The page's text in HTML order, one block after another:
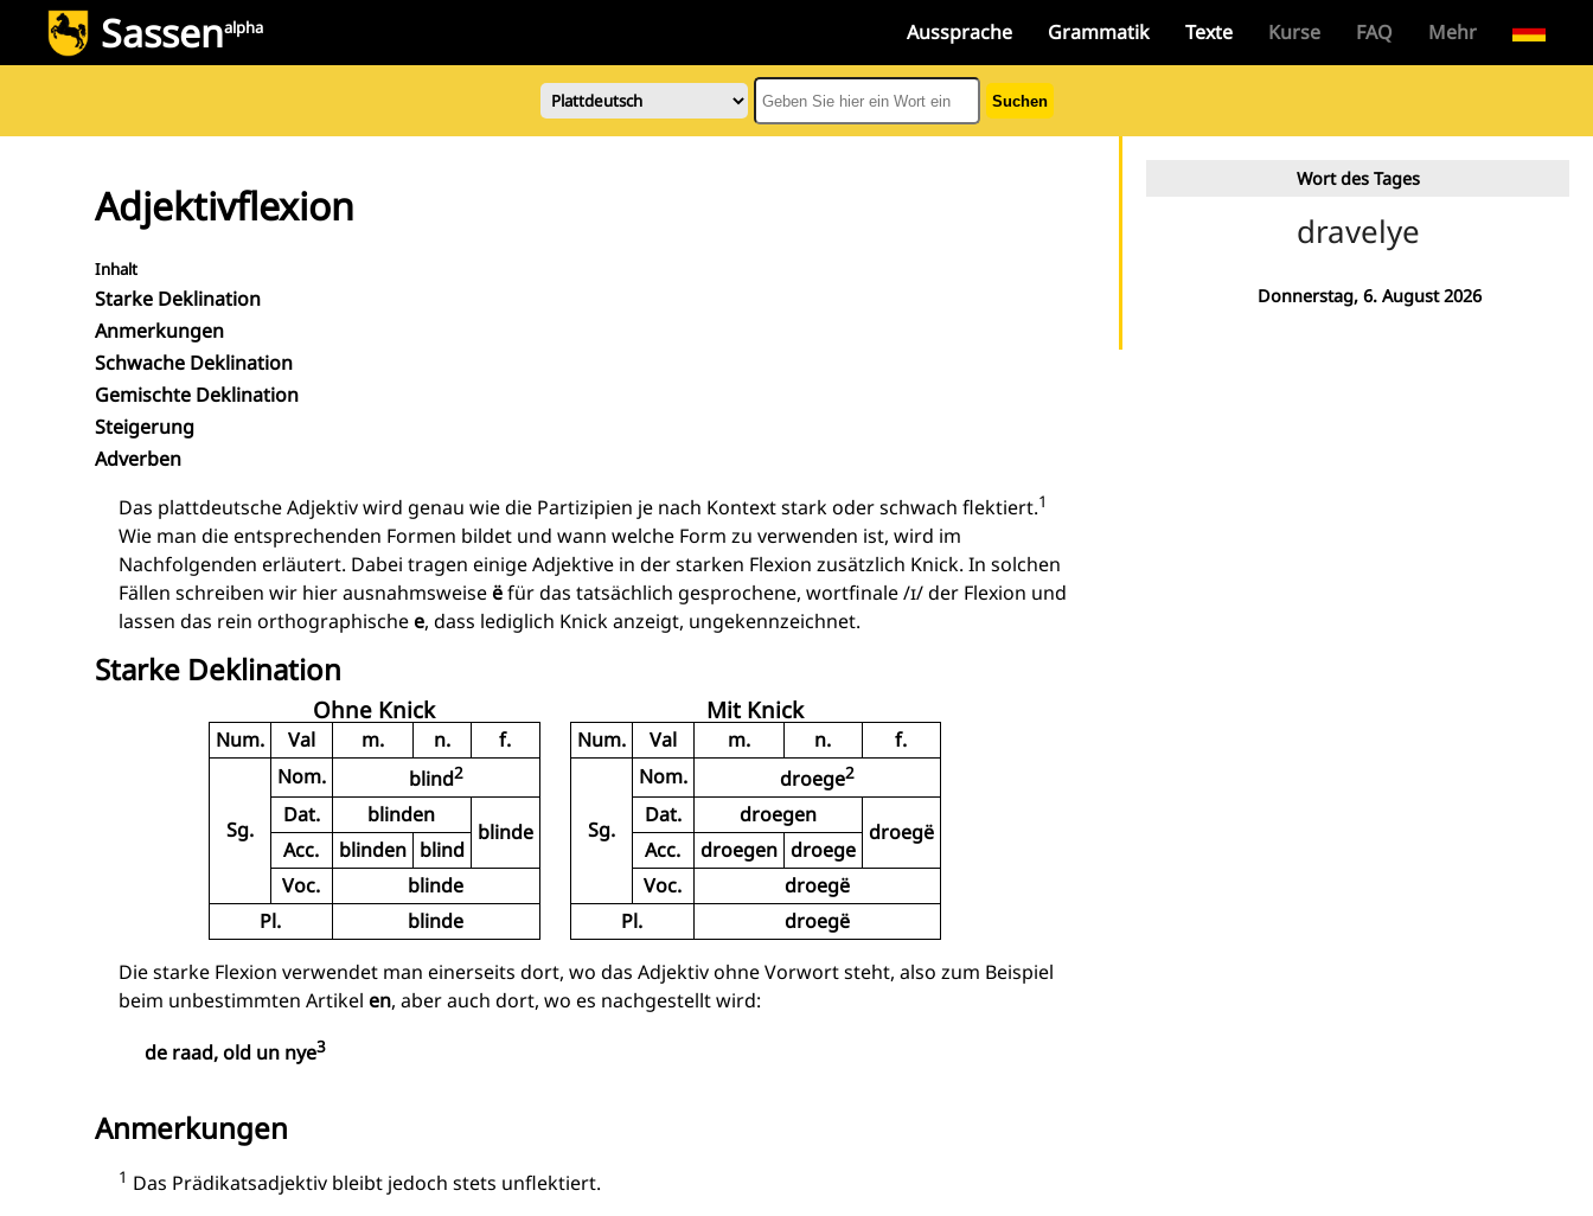
Sassenalpha Aussprache Grammatik Texte Kurse FAQ Mehr
Suchen
Adjektivflexion
Inhalt
Starke Deklination
Anmerkungen
Schwache Deklination
Gemischte Deklination
Steigerung
Adverben
Das plattdeutsche Adjektiv wird genau wie die Partizipien je nach Kontext stark oder schwach flektiert.1
Wie man die entsprechenden Formen bildet und wann welche Form zu verwenden ist, wird im
Nachfolgenden erläutert. Dabei tragen einige Adjektive in der starken Flexion zusätzlich Knick. In solchen
Fällen schreiben wir hier ausnahmsweiseëfür das tatsächlich gesprochene, wortfinale /ɪ/ der Flexion und
lassen das rein orthographischee, dass lediglich Knick anzeigt, ungekennzeichnet.
Starke Deklination
Ohne Knick
Num. Val m. n. f.
Sg.
Nom. blind2
Dat. blinden
blinde
Acc. blinden blind
Voc.
blinde
Pl.
blinde
Mit Knick
Num. Val m. n. f.
Sg.
Nom. droege2
Dat. droegen
droegë
Acc. droegen droege
Voc.
droegë
Pl.
droegë
Die starke Flexion verwendet man einerseits dort, wo das Adjektiv ohne Vorwort steht, also zum Beispiel
beim unbestimmten Artikel en, aber auch dort, wo es nachgestellt wird:
de raad, old un nye3
Anmerkungen
1 Das Prädikatsadjektiv bleibt jedoch stets unflektiert.
Wort des Tages
dravelye
Donnerstag, 6. August 2026